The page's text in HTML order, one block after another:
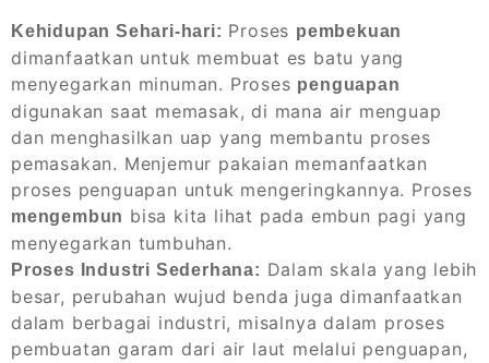
Kehidupan Sehari-hari: Proses pembekuan
dimanfaatkan untuk membuat es batu yang
menyegarkan minuman. Proses penguapan
digunakan saat memasak, di mana air menguap
dan menghasilkan uap yang membantu proses
pemasakan. Menjemur pakaian memanfaatkan
proses penguapan untuk mengeringkannya. Proses
mengembun bisa kita lihat pada embun pagi yang
menyegarkan tumbuhan.
Proses Industri Sederhana: Dalam skala yang lebih
besar, perubahan wujud benda juga dimanfaatkan
dalam berbagai industri, misalnya dalam proses
pembuatan garam dari air laut melalui penguapan,